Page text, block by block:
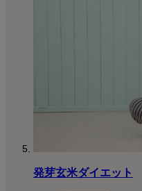
発芽玄米ダイエット